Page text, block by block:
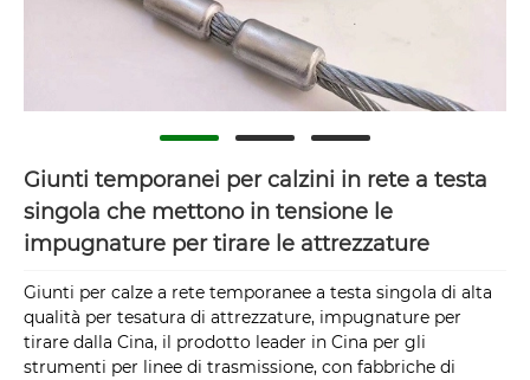
Giunti temporanei per calzini in rete a testa
singola che mettono in tensione le
impugnature per tirare le attrezzature
Giunti per calze a rete temporanee a testa singola di alta
qualità per tesatura di attrezzature, impugnature per
tirare dalla Cina, il prodotto leader in Cina per gli
strumenti per linee di trasmissione, con fabbriche di